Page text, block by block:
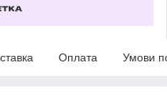
Оплата Умови